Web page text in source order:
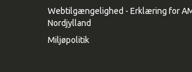
Webtilgængelighed - Erklæring for
Nordjylland
Miljøpolitik